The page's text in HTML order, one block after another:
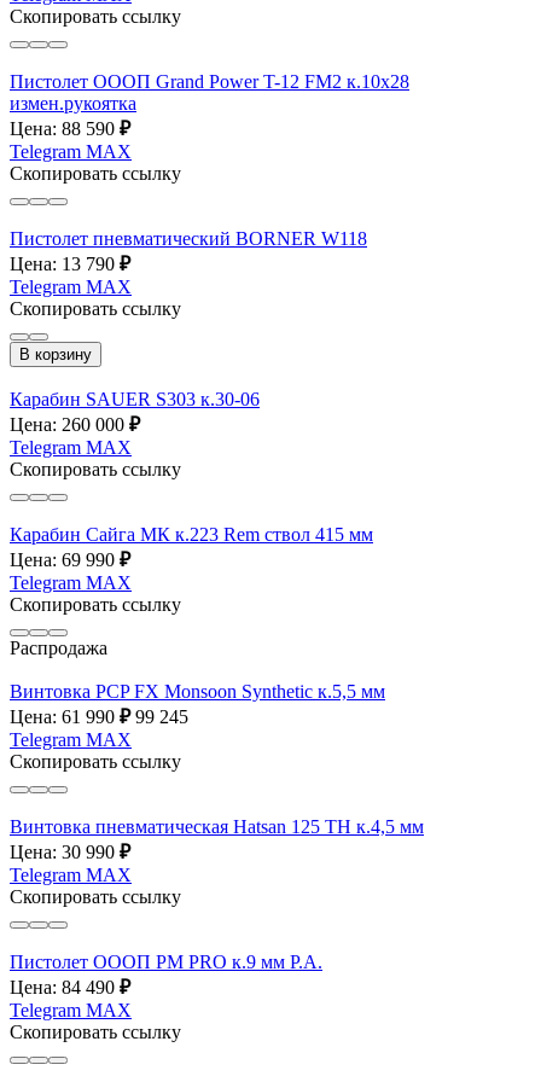
Скопировать ссылку
Пистолет ОООП Grand Power T-12 FM2 к.10х28
измен.рукоятка
Цена: 88 590 ₽
Telegram MAX
Скопировать ссылку
Пистолет пневматический BORNER W118
Цена: 13 790 ₽
Telegram MAX
Скопировать ссылку
В корзину
Карабин SAUER S303 к.30-06
Цена: 260 000 ₽
Telegram MAX
Скопировать ссылку
Карабин Сайга МК к.223 Rem ствол 415 мм
Цена: 69 990 ₽
Telegram MAX
Скопировать ссылку
Распродажа
Винтовка PCP FX Monsoon Synthetic к.5,5 мм
Цена: 61 990 ₽ 99 245
Telegram MAX
Скопировать ссылку
Винтовка пневматическая Hatsan 125 ТН к.4,5 мм
Цена: 30 990 ₽
Telegram MAX
Скопировать ссылку
Пистолет ОООП PM PRO к.9 мм P.A.
Цена: 84 490 ₽
Telegram MAX
Скопировать ссылку